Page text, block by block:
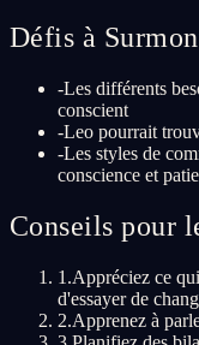
Défis à
-Les différents
conscient
-Leo pourrait
-Les styles de
conscience et
Conseils pour
1 .Appréciez ce
d'essayer de
2.Apprenez à